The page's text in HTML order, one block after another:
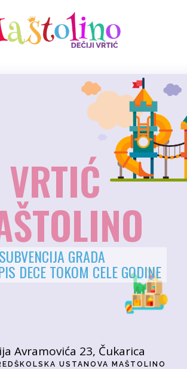
VRTIĆ
USTANOVA MAŠTOLINO
Avramovića 23, Čukarica
SUBVENCIJA GRADA
DECE TOKOM CELE GODINE